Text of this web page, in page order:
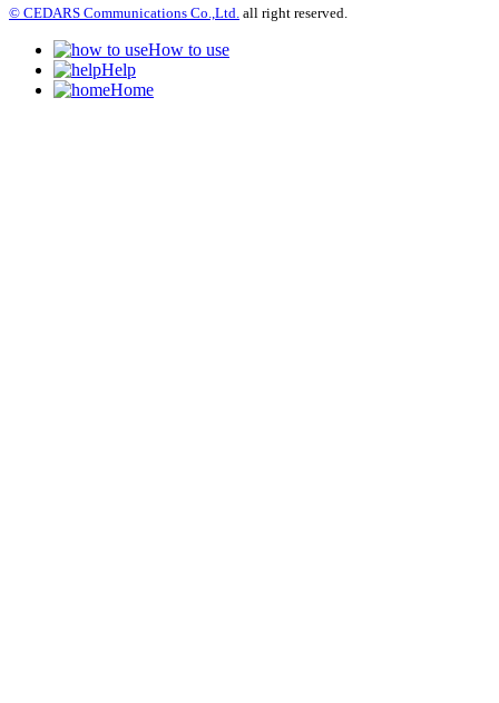
© CEDARS Communications Co.,Ltd. all right reserved.
How to use
Help
Home